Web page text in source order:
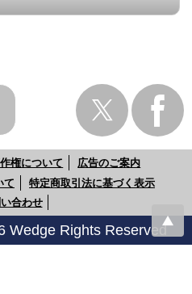
権について
広告のご案内
て
特定商取引法に基づく表示
合わせ
Wedge Rights Reserved